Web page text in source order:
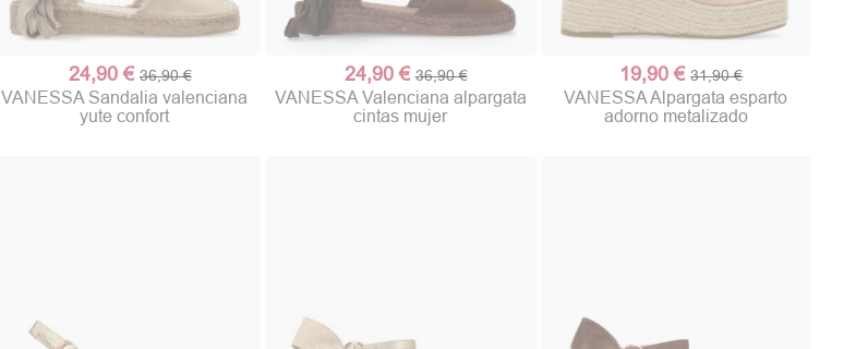
24,90 € 36,90 €
VANESSA Sandalia valenciana
yute confort
24,90 € 36,90 €
VANESSA Valenciana alpargata
cintas mujer
19,90 € 31,90 €
VANESSA Alpargata esparto
adorno metalizado